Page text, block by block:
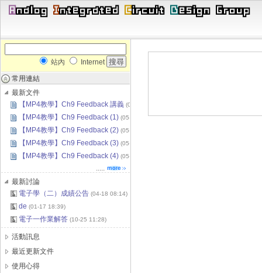
站內
Internet
常用連結
最新文件
【MP4教學】Ch9 Feedback 講義 (05-26 16:18
【MP4教學】Ch9 Feedback (1) (05-26 16:16)
【MP4教學】Ch9 Feedback (2) (05-26 16:13
【MP4教學】Ch9 Feedback (3) (05-26 16:10
【MP4教學】Ch9 Feedback (4) (05-26 16:06
.....
最新討論
電子學（二）成績公告 (04-18 08:14)
de (01-17 18:39)
電子一作業解答 (10-25 11:28)
活動訊息
最近更新文件
使用心得